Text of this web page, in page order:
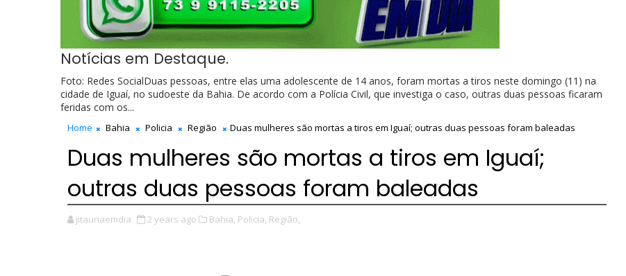
Notícias em Destaque.
Foto: Redes SocialDuas pessoas, entre elas uma adolescente de 14 anos, foram mortas a tiros neste domingo (11) na
cidade de Iguaí, no sudoeste da Bahia. De acordo com a Polícia Civil, que investiga o caso, outras duas pessoas ficaram
feridas com os...
Home Bahia Policia Região Duas mulheres são mortas a tiros em Iguaí; outras duas pessoas foram baleadas
Duas mulheres são mortas a tiros em Iguaí;
outras duas pessoas foram baleadas
jitaunaemdia 2 years ago Bahia, Policia, Região,